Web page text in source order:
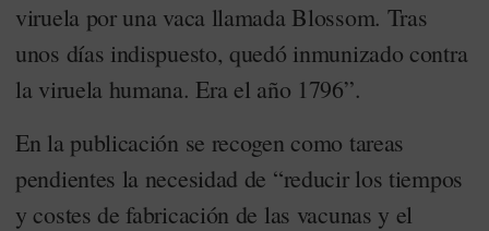
viruela por una vaca llamada Blossom. Tras
unos días indispuesto, quedó inmunizado contra
la viruela humana. Era el año 1796”.
En la publicación se recogen como tareas
pendientes la necesidad de “reducir los tiempos
y costes de fabricación de las vacunas y el